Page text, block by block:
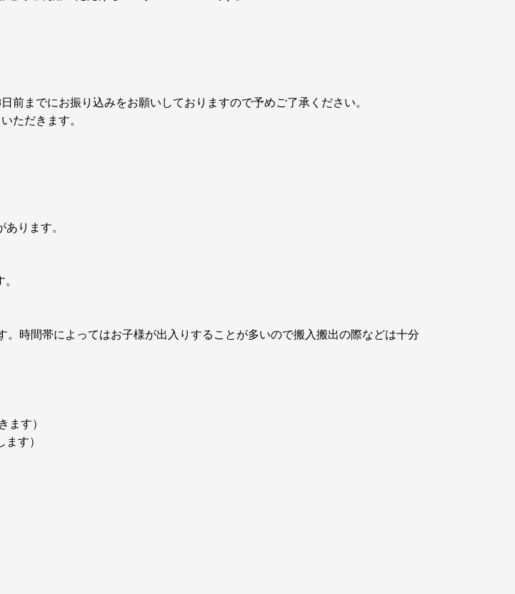
前までにお振り込みをお願いしておりますので予めご了承ください。
ただきます。
ります。
時間帯によってはお子様が出入りすることが多いので搬入搬出の際などは十分
ます）
す）